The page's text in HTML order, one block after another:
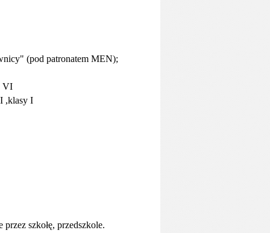
(pod patronatem MEN);
VI
,klasy I
szkołę, przedszkole.